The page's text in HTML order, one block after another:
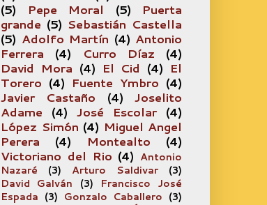
(5)
Pepe Moral (5)
Puerta
grande (5) Sebastián Castella
(5) Adolfo Martín (4) Antonio
Ferrera
(4) Curro Díaz
(4)
David Mora (4) El Cid (4) El
Torero (4) Fuente Ymbro (4)
Javier Castaño
(4)
Joselito
Adame
(4) José Escolar
(4)
López Simón (4) Miguel Angel
Perera
(4) Montealto
(4)
Victoriano del Rio (4) Antonio
Nazaré
(3) Arturo Saldivar
(3)
David Galván
(3)
Francisco José
Espada (3) Gonzalo Caballero (3)